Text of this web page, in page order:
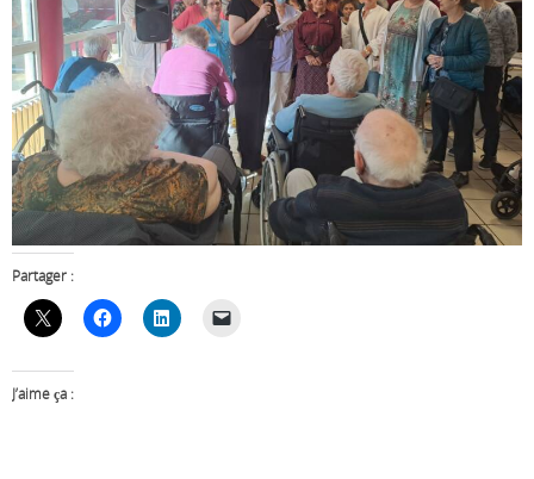
Partager :
J’aime ça :